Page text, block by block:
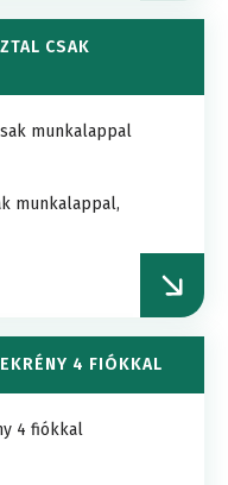
CSAK
munkalappal,
4 FIÓKKAL